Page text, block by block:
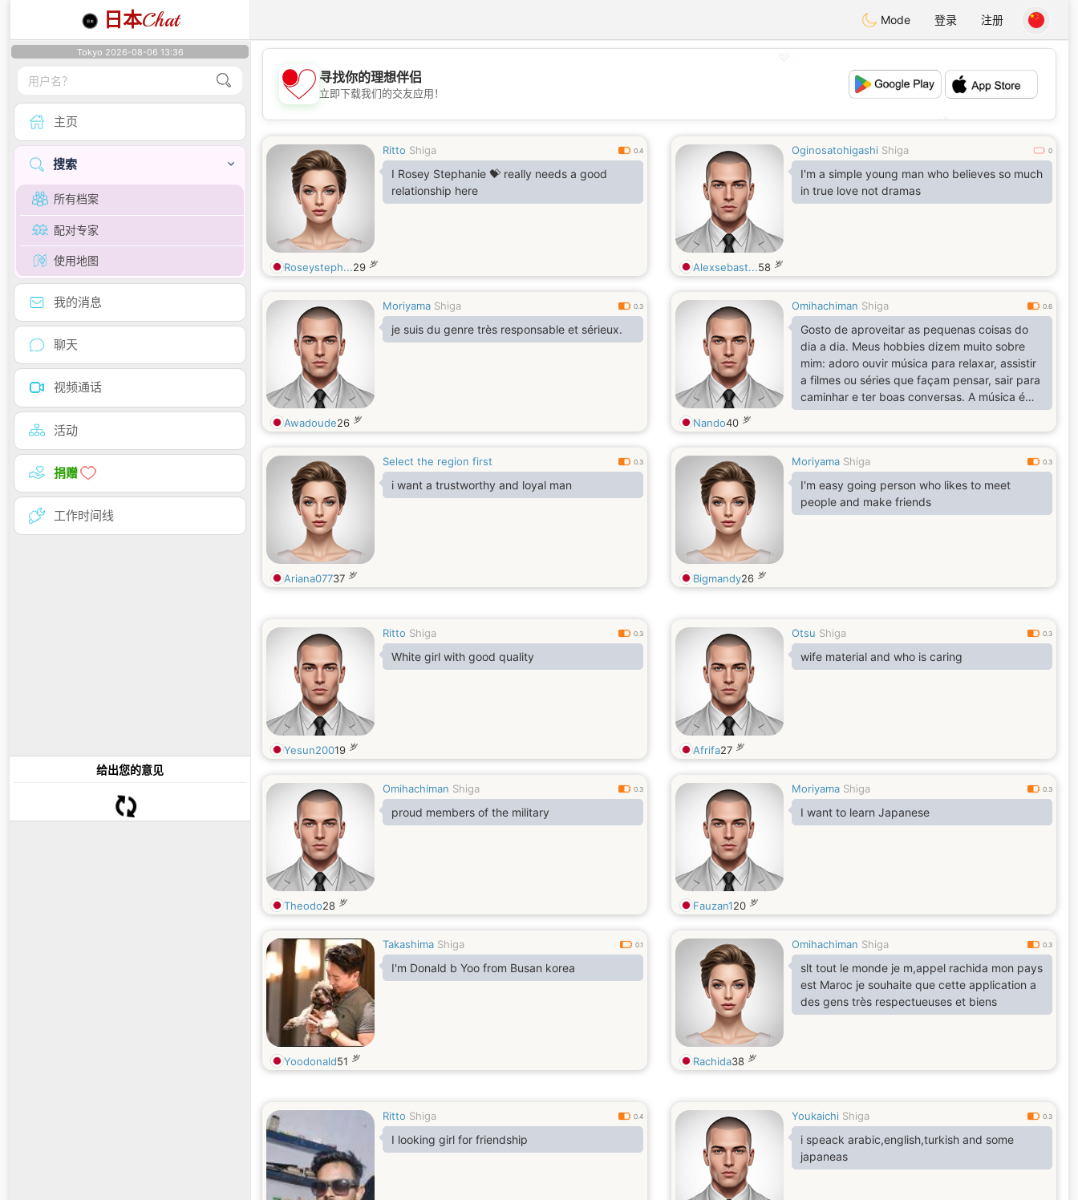
日本Chat Mode 登录 注册
Tokyo 2026-08-06 13:36
主页
搜索
所有档案
配对专家
使用地图
我的消息
聊天
视频通话
活动
捐赠
工作时间线
给出您的意见
💖
💕
寻找你的理想伴侣
立即下载我们的交友应用！
Ritto Shiga 0.4
I Rosey Stephanie 💝 really needs a good
relationship here
Roseysteph...29 岁
Oginosatohigashi Shiga 0
I'm a simple young man who believes so much
in true love not dramas
Alexsebast...58 岁
Moriyama Shiga 0.3
je suis du genre très responsable et sérieux.
Awadoude26 岁
Omihachiman Shiga 0.6
Gosto de aproveitar as pequenas coisas do
dia a dia. Meus hobbies dizem muito sobre
mim: adoro ouvir música para relaxar, assistir
a filmes ou séries que façam pensar, sair para
caminhar e ter boas conversas. A música é
minha companhia constante — escuto um
pouco de tudo, mas tenho um carinho
lembranças ou passam uma vibe tranquila.
Minha personalidade mistura curiosidade com
simplicidade: gosto de aprender coisas
novas, mas também valorizo momentos
Nando40 岁
Select the region first 0.3
i want a trustworthy and loyal man
Ariana07737 岁
Moriyama Shiga 0.3
I'm easy going person who likes to meet
people and make friends
Bigmandy26 岁
Ritto Shiga 0.3
White girl with good quality
Yesun20019 岁
Otsu Shiga 0.3
wife material and who is caring
Afrifa27 岁
Omihachiman Shiga 0.3
proud members of the military
Theodo28 岁
Moriyama Shiga 0.3
I want to learn Japanese
Fauzan120 岁
Takashima Shiga 0.1
I'm Donald b Yoo from Busan korea
Yoodonald51 岁
Omihachiman Shiga 0.3
slt tout le monde je m,appel rachida mon pays
est Maroc je souhaite que cette application a
des gens très respectueuses et biens
Rachida38 岁
Ritto Shiga 0.4
I looking girl for friendship
Youkaichi Shiga 0.3
i speack arabic,english,turkish and some
japaneas